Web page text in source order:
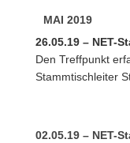
MAI 2019
26.05.19 – NET-
Den Treffpunkt
Stammtischleiter
02.05.19 – NET-